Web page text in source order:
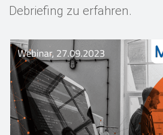
Debriefing zu erfahren.